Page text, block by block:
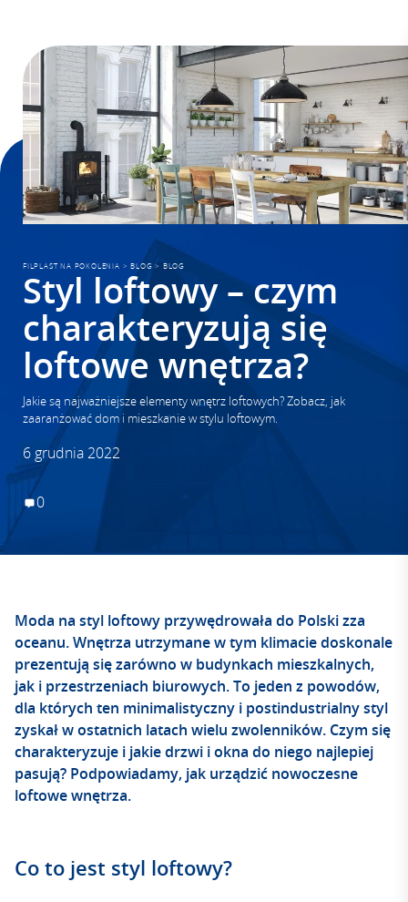
FILPLAST NA POKOLENIA >BLOG > BLOG
Styl loftowy – czym
charakteryzują się
loftowe wnętrza?
Jakie są najważniejsze elementy wnętrz loftowych? Zobacz, jak
zaaranżować dom i mieszkanie w stylu loftowym.
6 grudnia 2022
0
Moda na styl loftowy przywędrowała do Polski zza
oceanu. Wnętrza utrzymane w tym klimacie doskonale
prezentują się zarówno w budynkach mieszkalnych,
jak i przestrzeniach biurowych. To jeden z powodów,
dla których ten minimalistyczny i postindustrialny styl
zyskał w ostatnich latach wielu zwolenników. Czym się
charakteryzuje i jakie drzwi i okna do niego najlepiej
pasują? Podpowiadamy, jak urządzić nowoczesne
loftowe wnętrza.
Co to jest styl loftowy?